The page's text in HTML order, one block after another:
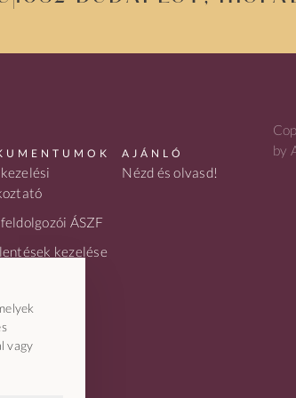
vagy
ÁSZF
kezelése
AJÁNLÓ
Nézd és olvasd!
by